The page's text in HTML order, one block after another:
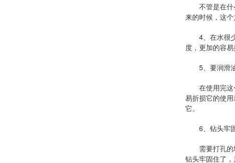
不管是在什么
来的时候，这
4、在水很少
度，更加的容
5、要润滑
在使用完这个
易折损它的使
它。
6、钻头牢
需要打孔的地
钻头牢固住了